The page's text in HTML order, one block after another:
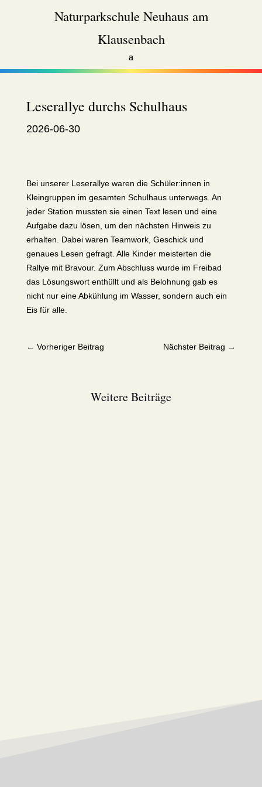
Naturparkschule Neuhaus am
Klausenbach
Leserallye durchs Schulhaus
2026-06-30
Bei unserer Leserallye waren die Schüler:innen in
Kleingruppen im gesamten Schulhaus unterwegs. An
jeder Station mussten sie einen Text lesen und eine
Aufgabe dazu lösen, um den nächsten Hinweis zu
erhalten. Dabei waren Teamwork, Geschick und
genaues Lesen gefragt. Alle Kinder meisterten die
Rallye mit Bravour. Zum Abschluss wurde im Freibad
das Lösungswort enthüllt und als Belohnung gab es
nicht nur eine Abkühlung im Wasser, sondern auch ein
Eis für alle.
← Vorheriger Beitrag Nächster Beitrag →
Weitere Beiträge